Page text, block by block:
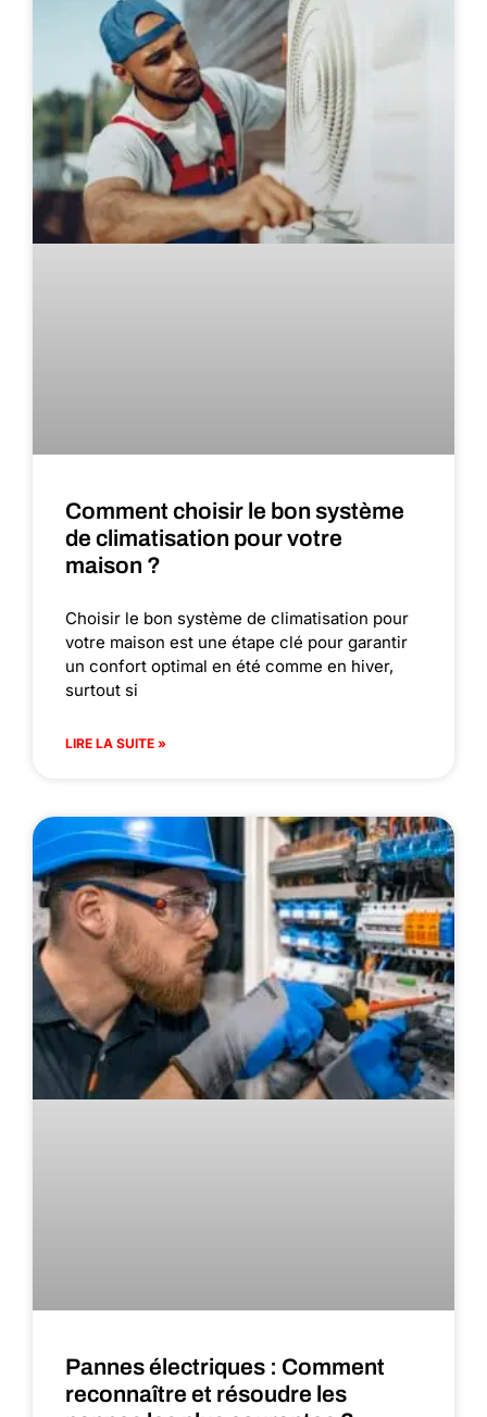
Comment choisir le bon système
de climatisation pour votre
maison ?
Choisir le bon système de climatisation pour
votre maison est une étape clé pour garantir
un confort optimal en été comme en hiver,
surtout si
LIRE LA SUITE »
Pannes électriques : Comment
reconnaître et résoudre les